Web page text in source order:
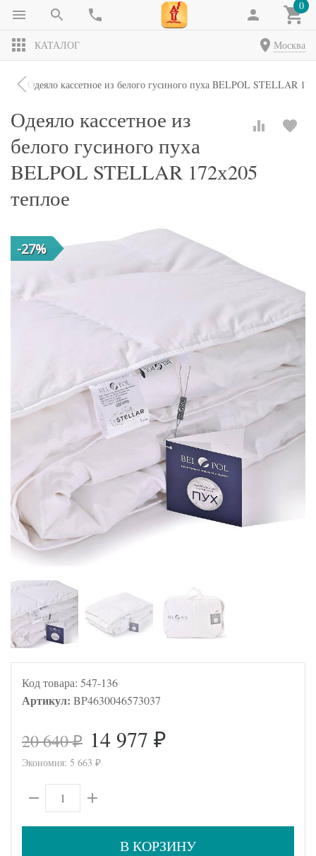
0
КАТАЛОГ Москва
Одеяло кассетное из белого гусиного пуха BELPOL STELLAR
Одеяло кассетное из
белого гусиного пуха
BELPOL STELLAR 172х205
теплое
-27%
Код товара: 547-136
Артикул: BP4630046573037
20 640₽ 14 977 ₽
Экономия: 5 663 ₽
В КОРЗИНУ